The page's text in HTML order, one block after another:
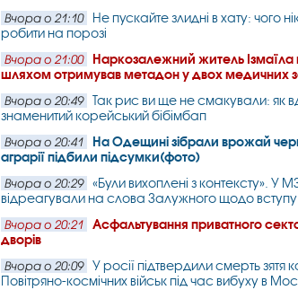
Вчора о 21:10
Не пускайте злидні в хату: чого
робити на порозі
Вчора о 21:00
Наркозалежний житель
шляхом отримував метадон у двох медичних
Вчора о 20:49
Так рис ви ще не смакували: як
знаменитий корейський бібімбап
Вчора о 20:41
На Одещині зібрали врожай
аграрії підбили підсумки(фото)
Вчора о 20:29
«Були вихоплені з контексту». У
відреагували на слова Залужного щодо
Вчора о 20:21
Асфальтування приватного
дворів
Вчора о 20:09
У росії підтвердили смерть зятя
Повітряно-космічних військ під час вибуху в